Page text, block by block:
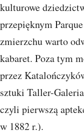
kulturowe
przepięknym
zmierzchu warto
kabaret. Poza tym
przez
sztuki Taller-
czyli pierwszą
w 1882 r.).